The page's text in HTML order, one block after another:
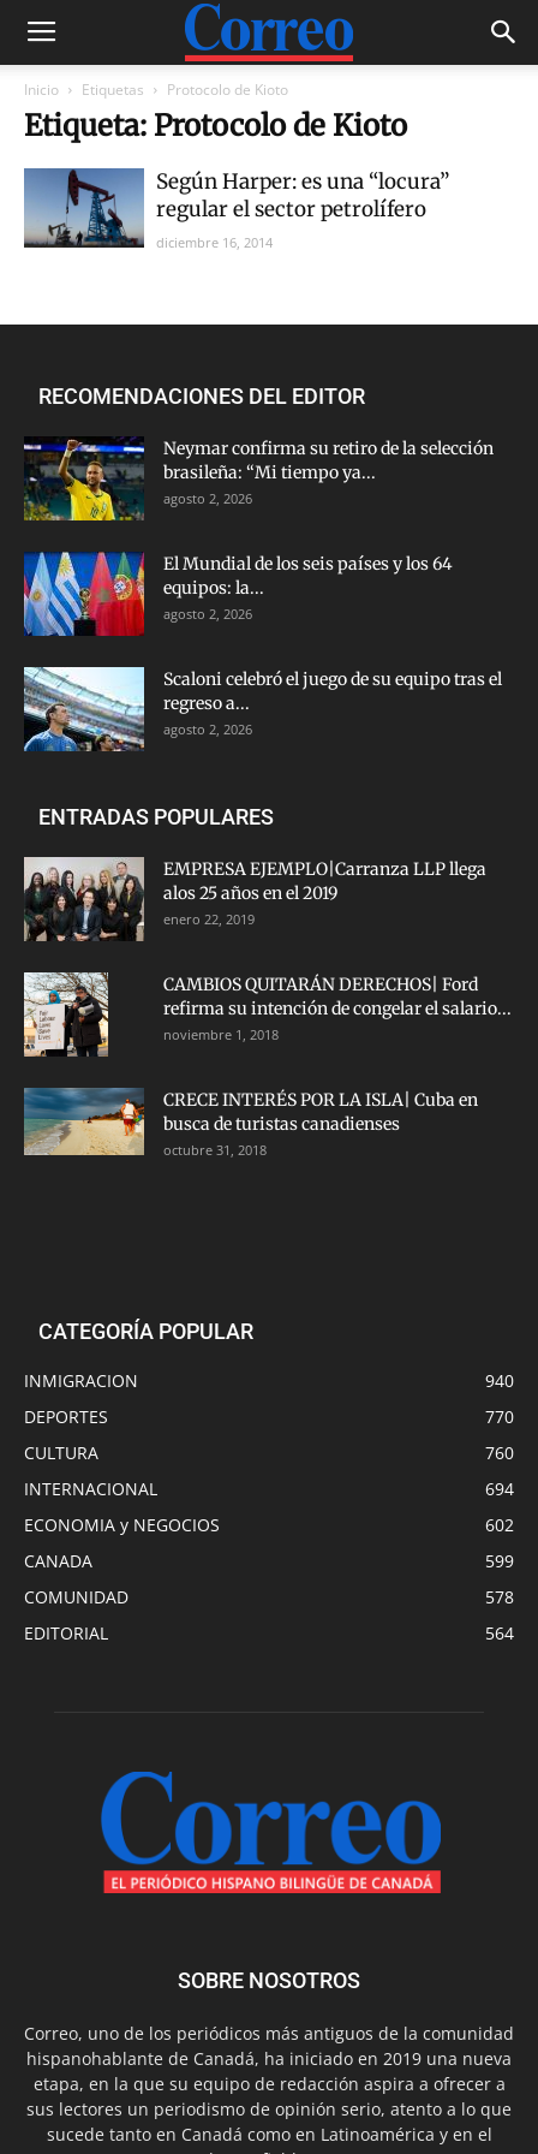
Inicio Etiquetas Protocolo de Kioto
Etiqueta: Protocolo de Kioto
Según Harper: es una “locura”
regular el sector petrolífero
diciembre 16, 2014
RECOMENDACIONES DEL EDITOR
Neymar confirma su retiro de la selección
brasileña: “Mi tiempo ya...
agosto 2, 2026
El Mundial de los seis países y los 64
equipos: la...
agosto 2, 2026
Scaloni celebró el juego de su equipo tras el
regreso a...
agosto 2, 2026
ENTRADAS POPULARES
EMPRESA EJEMPLO|Carranza LLP llega
alos 25 años en el 2019
enero 22, 2019
CAMBIOS QUITARÁN DERECHOS| Ford
refirma su intención de congelar el salario...
noviembre 1, 2018
CRECE INTERÉS POR LA ISLA| Cuba en
busca de turistas canadienses
octubre 31, 2018
CATEGORÍA POPULAR
INMIGRACION
940
DEPORTES
770
CULTURA
760
INTERNACIONAL
694
ECONOMIA y NEGOCIOS
602
CANADA
599
COMUNIDAD
578
EDITORIAL
564
SOBRE NOSOTROS
Correo, uno de los periódicos más antiguos de la comunidad
hispanohablante de Canadá, ha iniciado en 2019 una nueva
etapa, en la que su equipo de redacción aspira a ofrecer a
sus lectores un periodismo de opinión serio, atento a lo que
sucede tanto en Canadá como en Latinoamérica y en el